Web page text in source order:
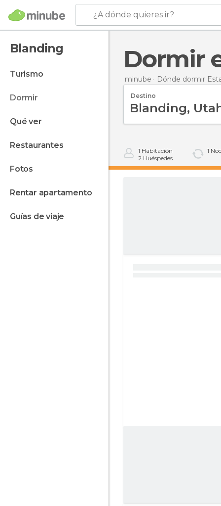
¿A dónde quieres ir?
Blanding
turismo
dormir
qué ver
restaurantes
fotos
rentar apartamento
guías de viaje
minube Dónde dormir
Destino
1 Habitación
2 Huéspedes
1